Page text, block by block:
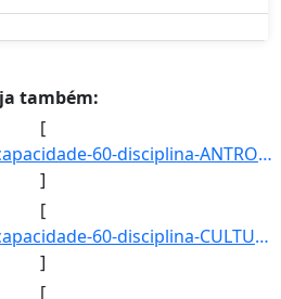
também:
[
4: ano-2019-periodo-1-capacidade-60-disciplina-ANTROPOLOGIA_FILOSOFICA-campus-CAMPUS_BACABAL-nivel-G-dt]
]
[
5: ano-2019-periodo-1-capacidade-60-disciplina-CULTURA-_IDENTIDADE_E_DIVERSIDADE-campus-CAMPUS_BACABAL-]
]
[